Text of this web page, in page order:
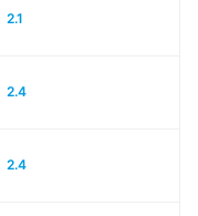
2.1
2.4
2.4